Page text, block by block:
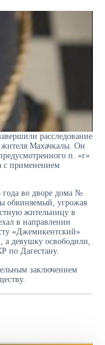
расследование
жителя Махачкалы. Он
п. «г»
с применением
года во дворе дома №
обвиняемый, угрожая
жительницу в
в направлении
«Джемикентский»
а девушку освободили,
по Дагестану.
заключением